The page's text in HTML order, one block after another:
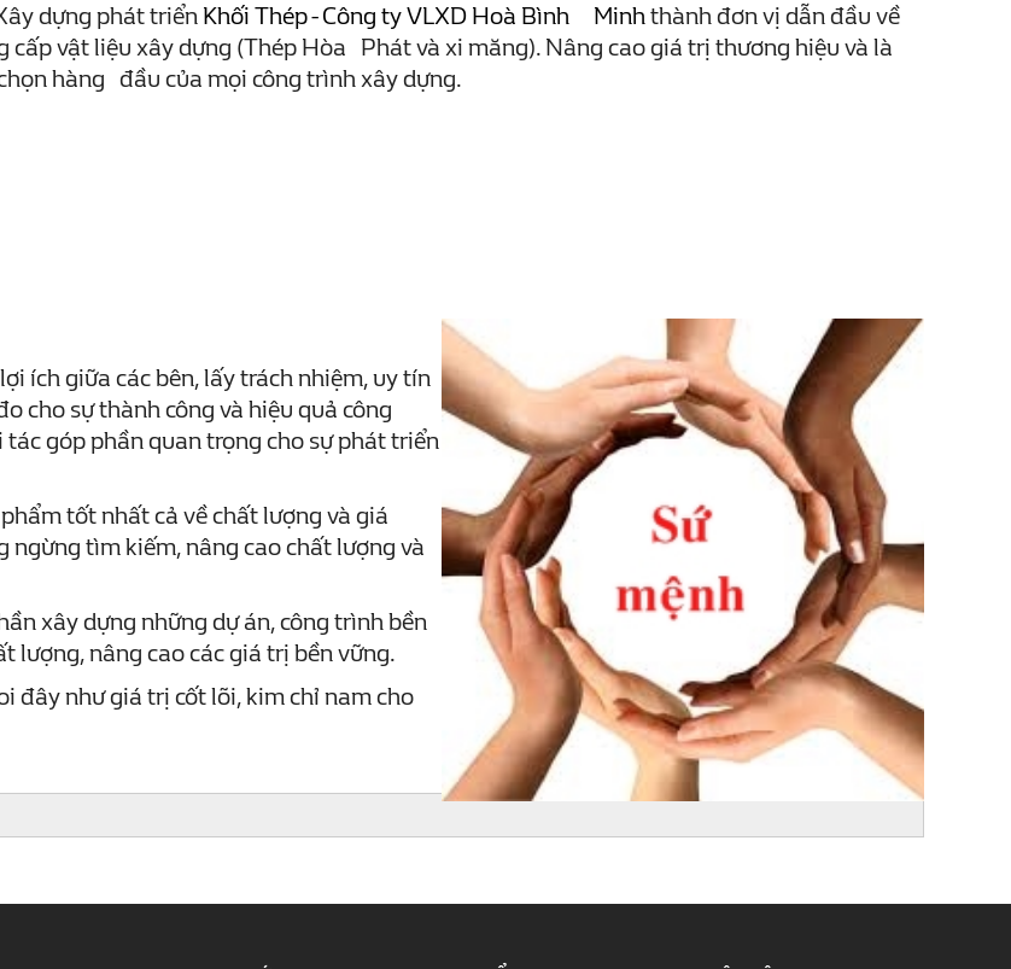
dựng phát triển Khối Thép - Công ty VLXD Hoà Bình Minhthành đơn vị dẫn đầu về
cấp vật liệu xây dựng (Thép Hòa Phát và xi măng). Nâng cao giá trị thương hiệu và là
hàng đầu của mọi công trình xây dựng.
ích giữa các bên, lấy trách nhiệm, uy tín
cho sự thành công và hiệu quả công
góp phần quan trọng cho sự phát triển
tốt nhất cả về chất lượng và giá
ngừng tìm kiếm, nâng cao chất lượng và
xây dựng những dự án, công trình bền
lượng, nâng cao các giá trị bền vững.
đây như giá trị cốt lõi, kim chỉ nam cho